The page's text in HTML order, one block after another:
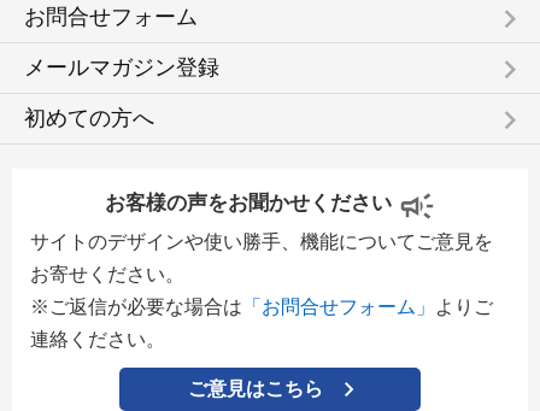
お問合せフォーム keyboard_arrow_right
メールマガジン登録 keyboard_arrow_right
初めての方へ keyboard_arrow_right
お客様の声をお聞かせください
サイトのデザインや使い勝手、機能についてご意見を
お寄せください。
※ご返信が必要な場合は 「お問合せフォーム」
よりご
連絡ください。
ご意見はこちら